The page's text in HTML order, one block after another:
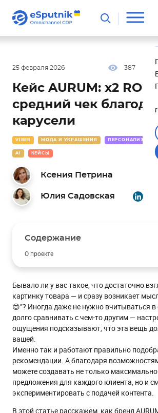
25 февраля 2026 387
VIBER МОДА И УКРАШЕНИЯ
AI КЕЙСЫ
Кейс AURUM: x2 ROI и
средний чек
карусели
Ксения Петрина
Юлия Садовская
Содержание
О проекте
Задача
Решение
Результаты
Дополнительные инсайты о товарных
Выводы
Бывало ли у вас такое, что достаточно
картинку товара — и сразу возникает
😍”? Иногда даже не нужно вчитываться в
долго сравнивать с чем-то другим —
ощущения подсказывают, что эта вещь
вашей.
Именно так и работают правильно
рекомендации. А благодаря
можете создавать не только
предложения для каждого клиента, но и
экспериментировать с подачей контента.
В этой статье расскажем, как бренд